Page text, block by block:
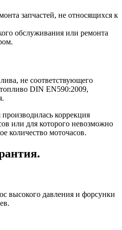
запчастей, не относящихся к
обслуживания или ремонта
не соответствующего
DIN EN590:2009,
коррекция
или для которого невозможно
количество моточасов.
высокого давления и форсунки